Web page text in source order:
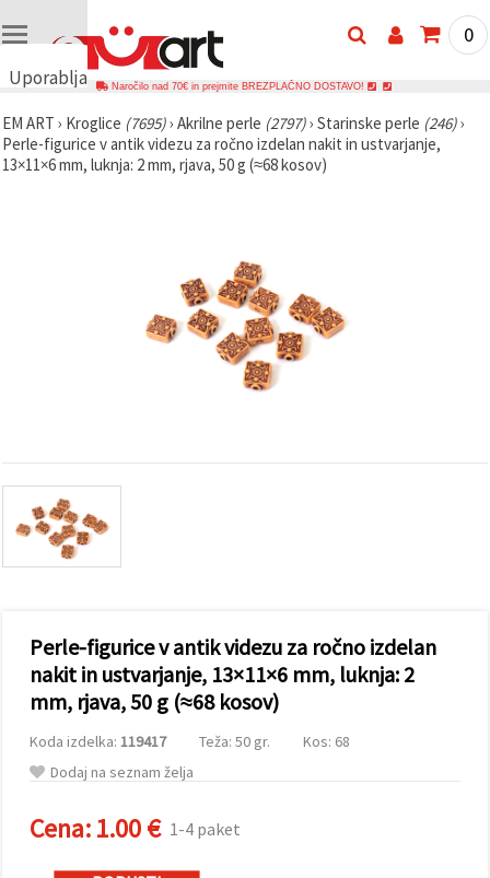
Uporabljamo
🍪
Uporabljamo
piškotke in
prikazujemo
vsebine in
oglase, tudi
s pomočjo
partnerjev
»Sprejmi
lahko
strinjate z
vseh
piškotkov.
Ali pa v
Nastavitvah
svoje
preference z
0
Naročilo nad 70€ in prejmite BREZPLAČNO DOSTAVO!
EM ART › Kroglice (7695)› Akrilne perle (2797)› Starinske perle (246)›
Perle-figurice v antik videzu za ročno izdelan nakit in ustvarjanje,
13×11×6 mm, luknja: 2 mm, rjava, 50 g (≈68 kosov)
Perle-figurice v antik videzu za ročno izdelan
nakit in ustvarjanje, 13×11×6 mm, luknja: 2
mm, rjava, 50 g (≈68 kosov)
Koda izdelka: 119417 Teža: 50 gr.
Kos: 68
Dodaj na seznam želja
Cena:1.00 € 1-4 paket